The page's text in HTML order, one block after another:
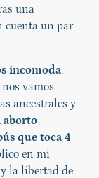
una
cuenta un par
incomoda.
vamos
ancestrales y
aborto
que toca 4
en mi
la libertad de